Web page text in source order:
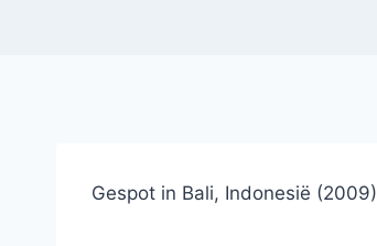
Gespot in Bali, Indonesië (2009)